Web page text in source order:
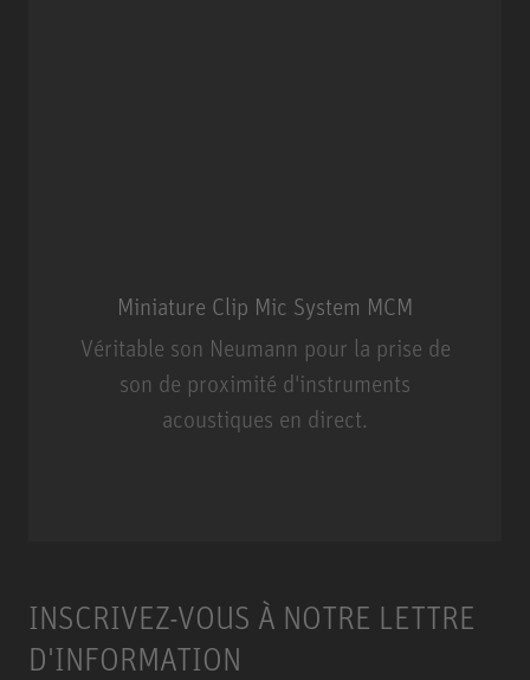
Miniature Clip Mic System MCM
Véritable son Neumann pour la prise de
son de proximité d'instruments
acoustiques en direct.
INSCRIVEZ-VOUS À NOTRE LETTRE
D'INFORMATION